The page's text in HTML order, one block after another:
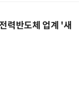
력반도체 업계 '새